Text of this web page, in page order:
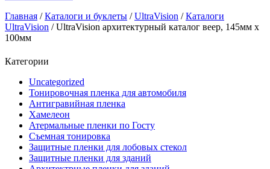
Главная /Каталоги и буклеты /UltraVision /Каталоги
UltraVision / UltraVision архитектурный каталог веер, 145мм х
100мм
Категории
Uncategorized
Тонировочная пленка для автомобиля
Антигравийная пленка
Хамелеон
Атермальные пленки по Госту
Съемная тонировка
Защитные пленки для лобовых стекол
Защитные пленки для зданий